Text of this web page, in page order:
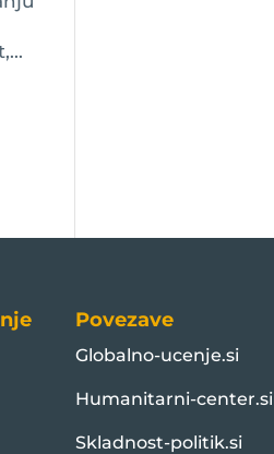
Povezave
Globalno-ucenje.si
Humanitarni-center.si
Skladnost-politik.si